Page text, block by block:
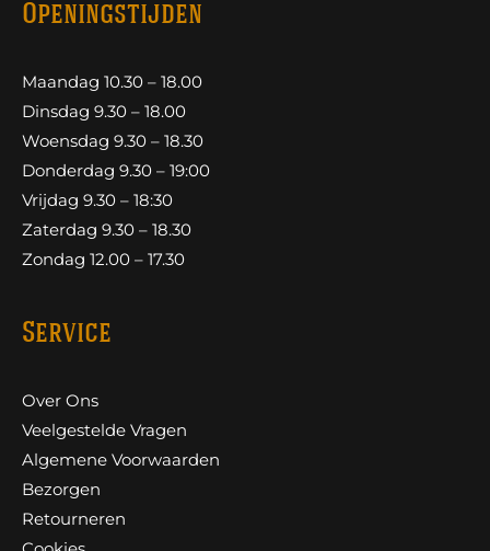
Openingstijden
Maandag 10.30 – 18.00
Dinsdag 9.30 – 18.00
Woensdag 9.30 – 18.30
Donderdag 9.30 – 19:00
Vrijdag 9.30 – 18:30
Zaterdag 9.30 – 18.30
Zondag 12.00 – 17.30
Service
Over Ons
Veelgestelde Vragen
Algemene Voorwaarden
Bezorgen
Retourneren